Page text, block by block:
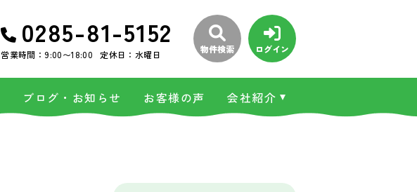
0285-81-5152
営業時間：9:00〜18:00 定休日：水曜日 物件検索 ログイン
ブログ・お知らせ お客様の声 会社紹介